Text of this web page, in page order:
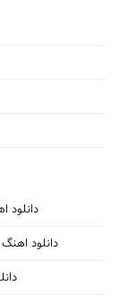
دانلود